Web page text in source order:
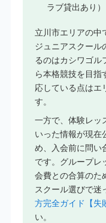
ラブ貸出あり）
立川市エリアの中
ジュニアスクール
るのはカシワゴル
ら本格競技を目指
応している点はエ
す。
一方で、体験レッ
いった情報が現在
め、入会前に問い
です。グループレ
会費との合算のた
スクール選びで迷
方完全ガイド【失
い。